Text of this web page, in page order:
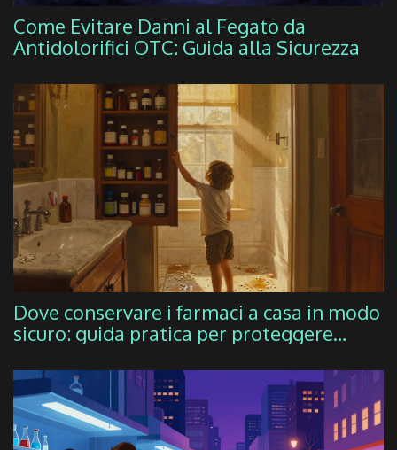
Come Evitare Danni al Fegato da
Antidolorifici OTC: Guida alla Sicurezza
Dove conservare i farmaci a casa in modo
sicuro: guida pratica per proteggere